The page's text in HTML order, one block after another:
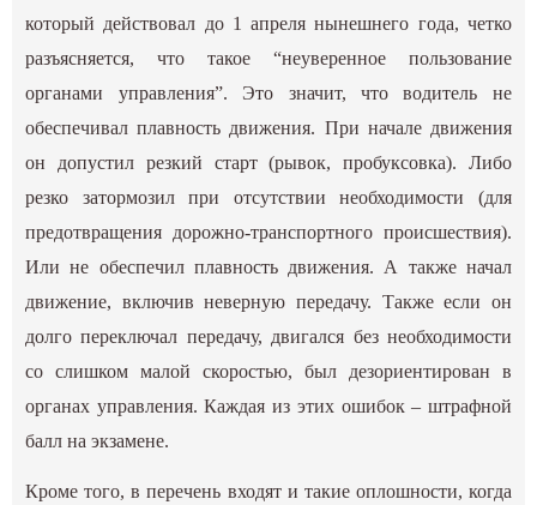
который действовал до 1 апреля нынешнего года, четко
разъясняется, что такое “неуверенное пользование
органами управления”. Это значит, что водитель не
обеспечивал плавность движения. При начале движения
он допустил резкий старт (рывок, пробуксовка). Либо
резко затормозил при отсутствии необходимости (для
предотвращения дорожно-транспортного происшествия).
Или не обеспечил плавность движения. А также начал
движение, включив неверную передачу. Также если он
долго переключал передачу, двигался без необходимости
со слишком малой скоростью, был дезориентирован в
органах управления. Каждая из этих ошибок – штрафной
балл на экзамене.
Кроме того, в перечень входят и такие оплошности, когда